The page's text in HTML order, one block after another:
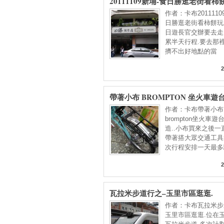
港半日遊
作者：卡布
日勝逛老街看柿餅
日遊長官交辦要去
累半天行程.要去那
擠不出好地點的當
帶著小布 BROMPTON 坐火車遊
造.裝備介紹.
作者：卡布帶著小布
brompton坐火車遊
造..小布買來之後一
帶著搭大眾交通工
次行程安排一天最
瓦拉米步道行之–玉里市區逛逛.
作者：卡布瓦拉米
玉里市區逛逛.位在